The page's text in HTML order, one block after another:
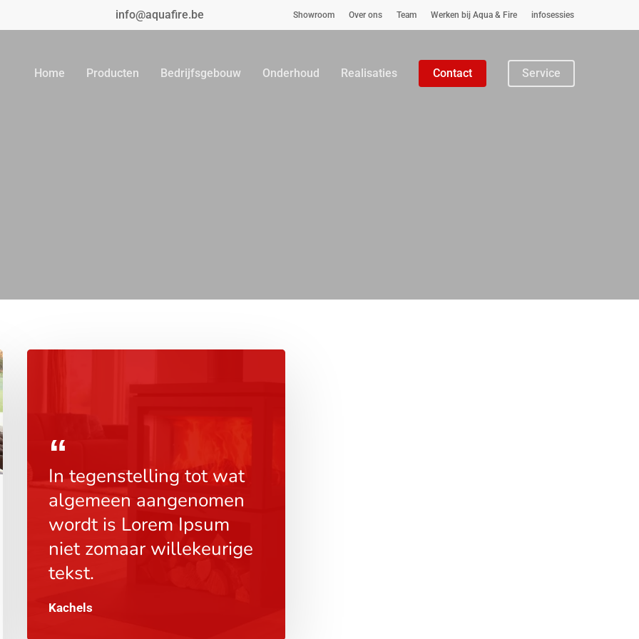
info@aquafire.be Showroom Over ons Team Werken bij Aqua & Fire infosessies
Home Producten Bedrijfsgebouw Onderhoud Realisaties Contact Service
In tegenstelling tot wat
algemeen aangenomen
wordt is Lorem Ipsum
niet zomaar willekeurige
tekst.
Kachels